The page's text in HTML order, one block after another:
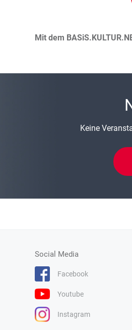
Mit dem
Keine
Social Media
Facebook
Youtube
Instagram